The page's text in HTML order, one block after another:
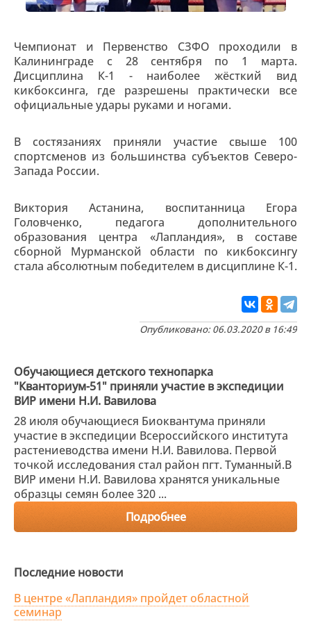
Чемпионат и Первенство СЗФО проходили в
Калининграде с 28 сентября по 1 марта.
Дисциплина К-1 - наиболее жёсткий вид
кикбоксинга, где разрешены практически все
официальные удары руками и ногами.
В состязаниях приняли участие свыше 100
спортсменов из большинства субъектов Северо-
Запада России.
Виктория Астанина, воспитанница Егора
Головченко, педагога дополнительного
образования центра «Лапландия», в составе
сборной Мурманской области по кикбоксингу
стала абсолютным победителем в дисциплине К-1.
Опубликовано: 06.03.2020 в 16:49
Обучающиеся детского технопарка
"Кванториум-51" приняли участие в экспедиции
ВИР имени Н.И. Вавилова
28 июля обучающиеся Биоквантума приняли
участие в экспедиции Всероссийского института
растениеводства имени Н.И. Вавилова. Первой
точкой исследования стал район пгт. Туманный.В
ВИР имени Н.И. Вавилова хранятся уникальные
образцы семян более 320 ...
Подробнее
Последние новости
В центре «Лапландия» пройдет областной
семинар